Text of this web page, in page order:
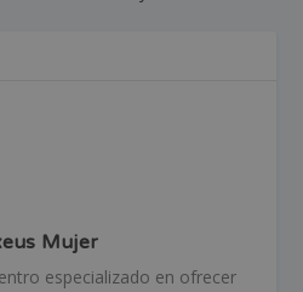
Mujer
especializado en ofrecer